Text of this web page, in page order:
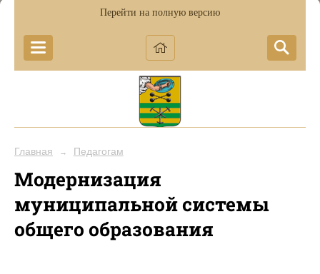
Перейти на полную версию
Главная → Педагогам
Модернизация
муниципальной системы
общего образования